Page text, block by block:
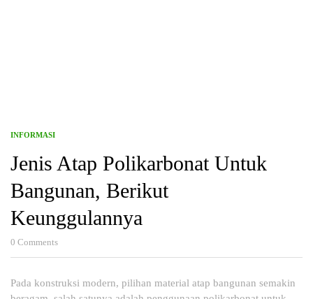
INFORMASI
Jenis Atap Polikarbonat Untuk
Bangunan, Berikut
Keunggulannya
0 Comments
Pada konstruksi modern, pilihan material atap bangunan semakin